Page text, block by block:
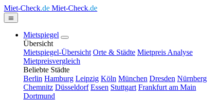
Miet-Check.de Miet-Check.de
Mietspiegel
Übersicht
Mietspiegel-Übersicht Orte & Städte Mietpreis Analyse
Mietpreisvergleich
Beliebte Städte
Berlin Hamburg Leipzig Köln München Dresden Nürnberg
Chemnitz Düsseldorf Essen Stuttgart Frankfurt am Main
Dortmund